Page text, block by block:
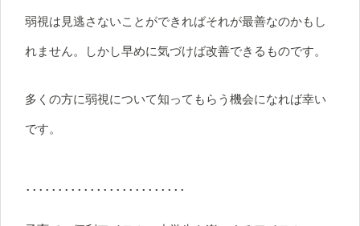
弱視は見逃さないことができればそれが最善なのかもし
れません。しかし早めに気づけば改善できるものです。
多くの方に弱視について知ってもらう機会になれば幸い
です。
･････････････････････････